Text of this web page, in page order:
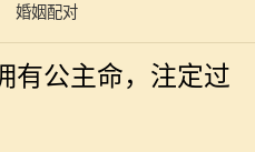
婚姻配对
有公主命，注定过